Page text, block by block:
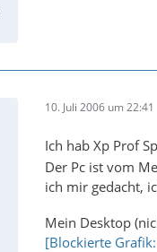
10. Juli 2006 um 22:41
Ich hab Xp Prof
Der Pc ist vom
ich mir gedacht,
Mein Desktop
[Blockierte